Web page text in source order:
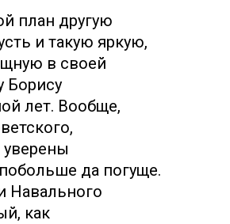
план другую
и такую яркую,
в своей
Борису
лет. Вообще,
уверены
да погуще.
Навального
как